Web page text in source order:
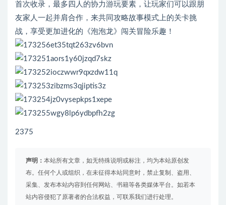
首次收录，最多四人的协力游玩要素，让玩家们可以跟朋
友家人一起并肩合作，来共同攻略故事模式上的关卡挑
战，享受更加进化的《泡泡龙》闯关冒险乐趣！
2375
声明： 本站所有文章，如无特殊说明或标注，均为本站原创发
布。任何个人或组织，在未征得本站同意时，禁止复制、盗用、
采集、发布本站内容到任何网站、书籍等各类媒体平台。如若本
站内容侵犯了原著者的合法权益，可联系我们进行处理。